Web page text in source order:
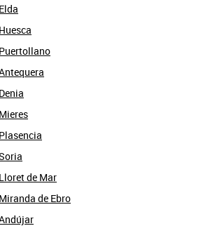
de Mar
de Ebro